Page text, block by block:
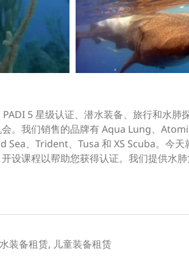
5 星级认证、潜水装备、旅行和水肺
。我们销售的品牌有 Aqua Lung、
、Trident、Tusa 和 XS Scuba。今
设课程以帮助您获得认证。我们提供水
装备租赁, 儿童装备租赁